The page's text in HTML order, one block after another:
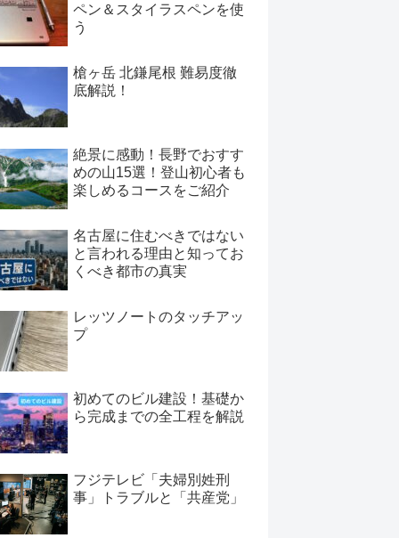
ペン＆スタイラスペンを使
う
槍ヶ岳 北鎌尾根 難易度徹
底解説！
絶景に感動！長野でおすす
めの山15選！登山初心者も
楽しめるコースをご紹介
名古屋に住むべきではない
と言われる理由と知ってお
くべき都市の真実
レッツノートのタッチアッ
プ
初めてのビル建設！基礎か
ら完成までの全工程を解説
フジテレビ「夫婦別姓刑
事」トラブルと「共産党」